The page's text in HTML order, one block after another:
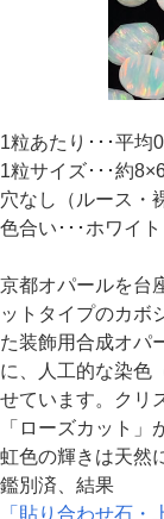
1粒あたり･･･平均
1粒サイズ･･･約
穴なし（ルース・
色合い･･･ホワイト
京都オパールを台
ットタイプのカボ
た装飾用合成オパ
に、人工的な染色
せています。クリ
「ローズカット
虹色の輝きは天然
鑑別済、結果
「貼り合わせ石